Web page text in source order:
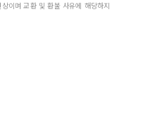
이며 교환 및 환불 사유에 해당하지